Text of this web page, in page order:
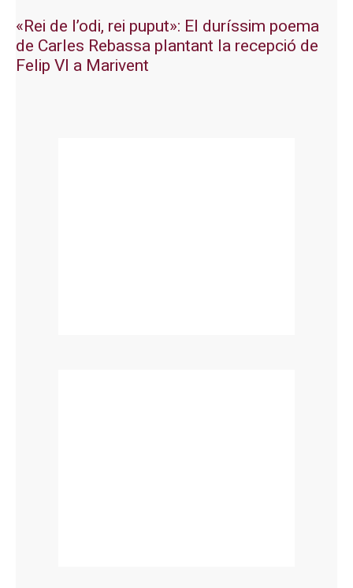
«Rei de l’odi, rei puput»: El duríssim poema
de Carles Rebassa plantant la recepció de
Felip VI a Marivent